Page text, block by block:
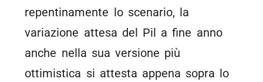
repentinamente lo scenario, la
variazione attesa del Pil a fine anno
anche nella sua versione più
ottimistica si attesta appena sopra lo